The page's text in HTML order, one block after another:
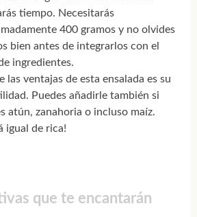
tiempo. Necesitarás
400 gramos y no olvides
bien antes de integrarlos con el
ingredientes.
las ventajas de esta ensalada es su
Puedes añadirle también si
atún, zanahoria o incluso maíz.
igual de rica!
que te encantarán